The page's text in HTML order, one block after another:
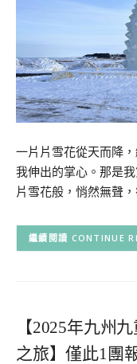
一片片雪花從天而降
我伸出的掌心。那是
片雪花般，悄然無聲
CONTINUE
【2025年九州
之旅】僅此1團